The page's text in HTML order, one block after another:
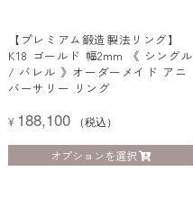
【プレミアム鍛造製法リング】
K18 ゴールド 幅2mm 《 シングル
/ バレル 》オーダーメイド アニ
バーサリー リング
¥ 188,100 （税込）
オプションを選択